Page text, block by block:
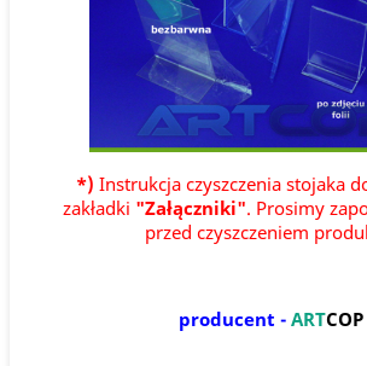
*) Instrukcja czyszczenia stojaka
zakładki "Załączniki". Prosimy
przed czyszczeniem
producent - ARTCOP